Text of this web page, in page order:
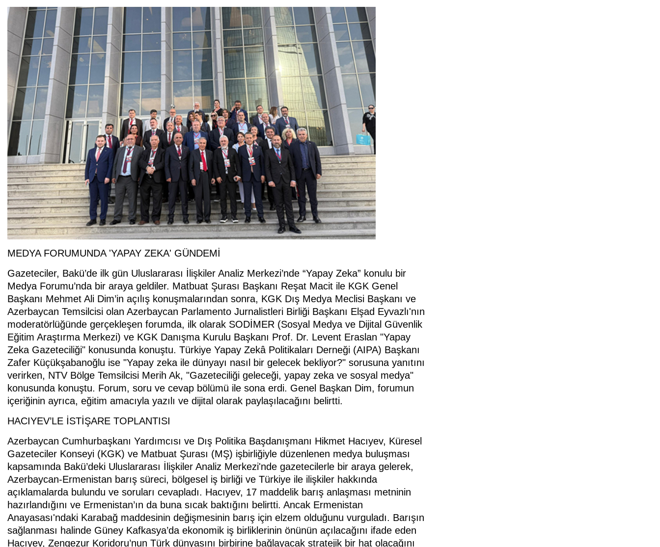
MEDYA FORUMUNDA 'YAPAY ZEKA' GÜNDEMİ
Gazeteciler, Bakü’de ilk gün Uluslararası İlişkiler Analiz Merkezi’nde “Yapay Zeka” konulu bir
Medya Forumu’nda bir araya geldiler. Matbuat Şurası Başkanı Reşat Macit ile KGK Genel
Başkanı Mehmet Ali Dim’in açılış konuşmalarından sonra, KGK Dış Medya Meclisi Başkanı ve
Azerbaycan Temsilcisi olan Azerbaycan Parlamento Jurnalistleri Birliği Başkanı Elşad Eyvazlı'nın
moderatörlüğünde gerçekleşen forumda, ilk olarak SODİMER (Sosyal Medya ve Dijital Güvenlik
Eğitim Araştırma Merkezi) ve KGK Danışma Kurulu Başkanı Prof. Dr. Levent Eraslan "Yapay
Zeka Gazeteciliği" konusunda konuştu. Türkiye Yapay Zekâ Politikaları Derneği (AIPA) Başkanı
Zafer Küçükşabanoğlu ise "Yapay zeka ile dünyayı nasıl bir gelecek bekliyor?" sorusuna yanıtını
verirken, NTV Bölge Temsilcisi Merih Ak, "Gazeteciliği geleceği, yapay zeka ve sosyal medya"
konusunda konuştu. Forum, soru ve cevap bölümü ile sona erdi. Genel Başkan Dim, forumun
içeriğinin ayrıca, eğitim amacıyla yazılı ve dijital olarak paylaşılacağını belirtti.
HACIYEV’LE İSTİŞARE TOPLANTISI
Azerbaycan Cumhurbaşkanı Yardımcısı ve Dış Politika Başdanışmanı Hikmet Hacıyev, Küresel
Gazeteciler Konseyi (KGK) ve Matbuat Şurası (MŞ) işbirliğiyle düzenlenen medya buluşması
kapsamında Bakü’deki Uluslararası İlişkiler Analiz Merkezi'nde gazetecilerle bir araya gelerek,
Azerbaycan-Ermenistan barış süreci, bölgesel iş birliği ve Türkiye ile ilişkiler hakkında
açıklamalarda bulundu ve soruları cevapladı. Hacıyev, 17 maddelik barış anlaşması metninin
hazırlandığını ve Ermenistan’ın da buna sıcak baktığını belirtti. Ancak Ermenistan
Anayasası'ndaki Karabağ maddesinin değişmesinin barış için elzem olduğunu vurguladı. Barışın
sağlanması halinde Güney Kafkasya’da ekonomik iş birliklerinin önünün açılacağını ifade eden
Hacıyev, Zengezur Koridoru’nun Türk dünyasını birbirine bağlayacak stratejik bir hat olacağını